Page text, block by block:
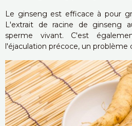
Le ginseng est efficace à pour
L'extrait de racine de ginseng
sperme vivant. C'est
l'éjaculation précoce, un problème